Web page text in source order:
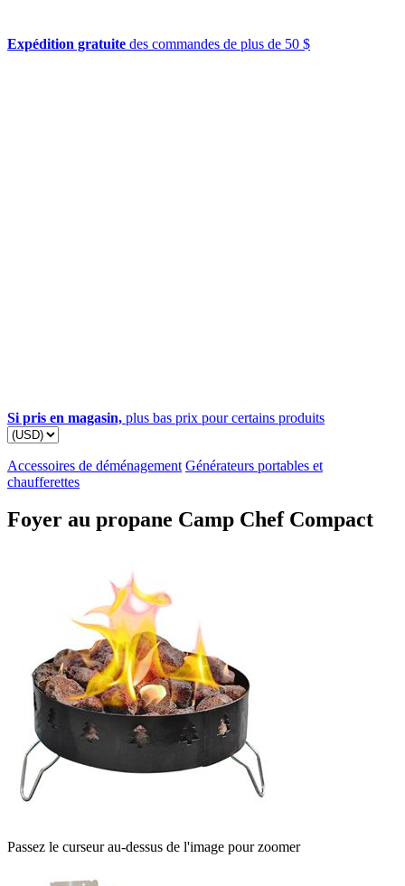
Expédition gratuite des commandes de plus de 50 $
Si pris en magasin, plus bas prix pour certains produits
Accessoires de déménagement Générateurs portables et
chaufferettes
Foyer au propane Camp Chef Compact
Passez le curseur au-dessus de l'image pour zoomer